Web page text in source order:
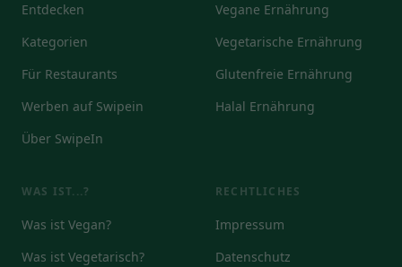
Entdecken
Kategorien
Für Restaurants
Werben auf Swipein
Über SwipeIn
Vegane Ernährung
Vegetarische Ernährung
Glutenfreie Ernährung
Halal Ernährung
WAS IST...?
Was ist Vegan?
Was ist Vegetarisch?
RECHTLICHES
Impressum
Datenschutz